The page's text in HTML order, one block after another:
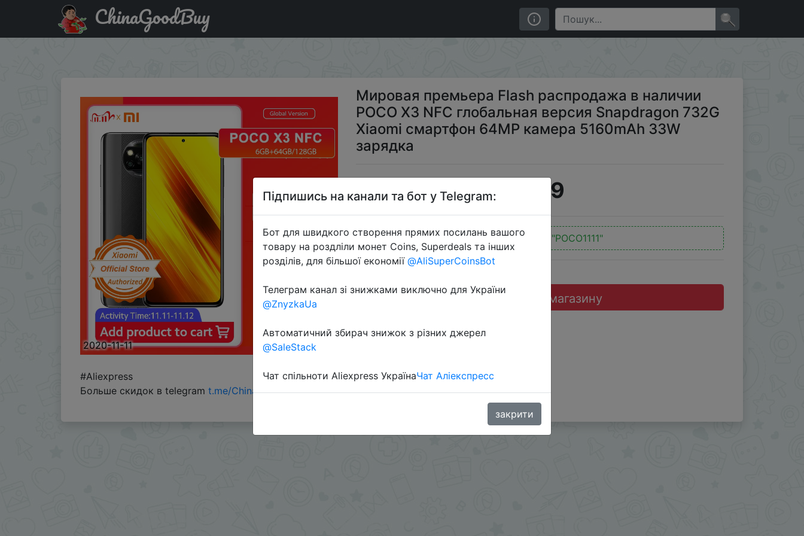
Промокод на знижку POCO1111 Мировая премьера Flash распродажа в наличии POCO X3 NFC глобальная версия Snapdragon 732G Xiaomi смартфон 64MP камера
5160mAh 33W зарядкаChinaGoodBuy
2020-11-11
Мировая премьера Flash распродажа в наличии
POCO X3 NFC глобальная версия Snapdragon 732G
Xiaomi смартфон 64MP камера 5160mAh 33W
зарядка
$119
Промокод: "POCO1111"
Перейти до магазину
#Aliexpress
Больше скидок в telegram t.me/ChinaGoodBuy
Підпишись на канали та бот у Telegram:
Бот для швидкого створення прямих посилань вашого
товару на роздліли монет Coins, Superdeals та інших
розділів, для більшої економії @AliSuperCoinsBot
Телеграм канал зі знижками виключно для України
@ZnyzkaUa
Автоматичний збирач знижок з різних джерел
@SaleStack
Чат спільноти Aliexpress УкраїнаЧат Аліекспресс
закрити